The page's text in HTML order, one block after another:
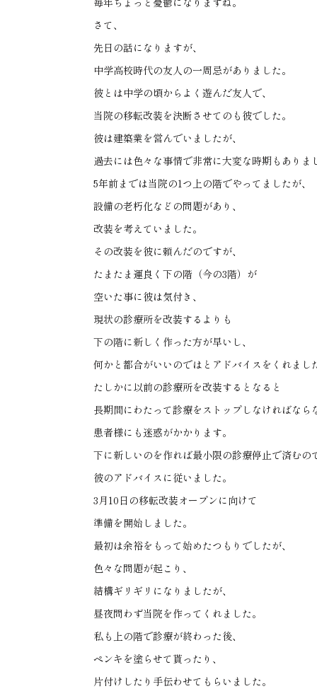
さて、
先日の話になりますが、
中学高校時代の友人の一周忌がありました。
彼とは中学の頃からよく遊んだ友人で、
当院の移転改装を決断させてのも彼でした。
彼は建築業を営んでいましたが、
過去には色々な事情で非常に大変な時期もありま
5年前までは当院の1つ上の階でやってましたが、
設備の老朽化などの問題があり、
改装を考えていました。
その改装を彼に頼んだのですが、
たまたま運良く下の階（今の3階）が
空いた事に彼は気付き、
現状の診療所を改装するよりも
下の階に新しく作った方が早いし、
何かと都合がいいのではとアドバイスをくれまし
たしかに以前の診療所を改装するとなると
長期間にわたって診療をストップしなければなら
患者様にも迷惑がかかります。
下に新しいのを作れば最小限の診療停止で済むので
彼のアドバイスに従いました。
3月10日の移転改装オープンに向けて
準備を開始しました。
最初は余裕をもって始めたつもりでしたが、
色々な問題が起こり、
結構ギリギリになりましたが、
昼夜問わず当院を作ってくれました。
私も上の階で診療が終わった後、
ペンキを塗らせて貰ったり、
片付けしたり手伝わせてもらいました。